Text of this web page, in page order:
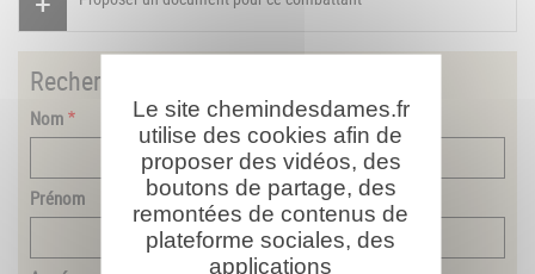
Rechercher
Nom
Prénom
Le site chemindesdames.fr
utilise des cookies afin de
proposer des vidéos, des
boutons de partage, des
remontées de contenus de
plateforme sociales, des
applications